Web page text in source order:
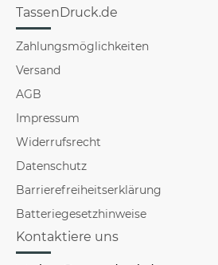
TassenDruck.de
Zahlungsmöglichkeiten
Versand
AGB
Impressum
Widerrufsrecht
Datenschutz
Barrierefreiheitserklärung
Batteriegesetzhinweise
Kontaktiere uns